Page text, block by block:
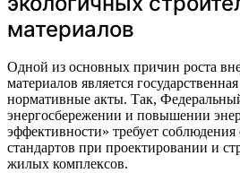
материалов
Одной из основных причин роста
материалов является
нормативные акты. Так,
энергосбережении и повышении
эффективности» требует
стандартов при проектировании и
жилых комплексов.